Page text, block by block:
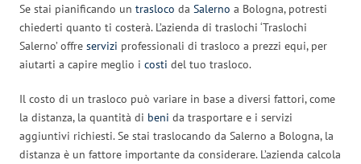
Se stai pianificando un trasloco da Salerno a Bologna, potresti
chiederti quanto ti costerà. L’azienda di traslochi ‘Traslochi
Salerno’ offre servizi professionali di trasloco a prezzi equi, per
aiutarti a capire meglio i costi del tuo trasloco.
Il costo di un trasloco può variare in base a diversi fattori, come
la distanza, la quantità di beni da trasportare e i servizi
aggiuntivi richiesti. Se stai traslocando da Salerno a Bologna, la
distanza è un fattore importante da considerare. L’azienda calcola